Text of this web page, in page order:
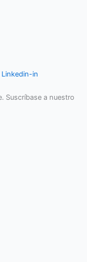
Linkedin-in
Suscríbase a nuestro